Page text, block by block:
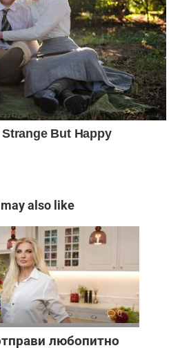
also like
0
любопитно